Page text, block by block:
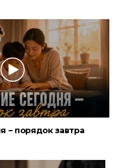
– порядок завтра